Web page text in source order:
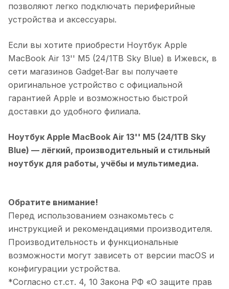
позволяют легко подключать периферийные
устройства и аксессуары.
Если вы хотите приобрести Ноутбук Apple
MacBook Air 13'' M5 (24/1TB Sky Blue) в Ижевск, в
сети магазинов Gadget‑Bar вы получаете
оригинальное устройство с официальной
гарантией Apple и возможностью быстрой
доставки до удобного филиала.
Ноутбук Apple MacBook Air 13'' M5 (24/1TB Sky
Blue) — лёгкий, производительный и стильный
ноутбук для работы, учёбы и мультимедиа.
Обратите внимание!
Перед использованием ознакомьтесь с
инструкцией и рекомендациями производителя.
Производительность и функциональные
возможности могут зависеть от версии macOS и
конфигурации устройства.
*Согласно ст.ст. 4, 10 Закона РФ «О защите прав